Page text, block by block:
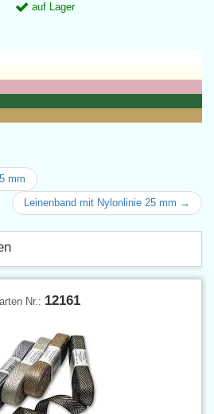
auf Lager
mm
Leinenband mit Nylonlinie 25 mm →
Nr.: 12161